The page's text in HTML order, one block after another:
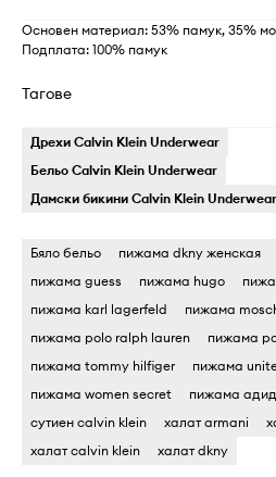
Основен материал: 53% памук, 35%
Подплата: 100% памук
Тагове
Дрехи Calvin Klein Underwear
Бельо Calvin Klein Underwear
Дамски бикини Calvin Klein Underwear
Бяло бельо пижама dkny женская
пижама guess
пижама hugo
пижама karl lagerfeld
пижама
пижама polo ralph lauren
пижама
пижама tommy hilfiger
пижама
пижама women secret
пижама
сутиен calvin klein
халат armani
халат calvin klein
халат dkny